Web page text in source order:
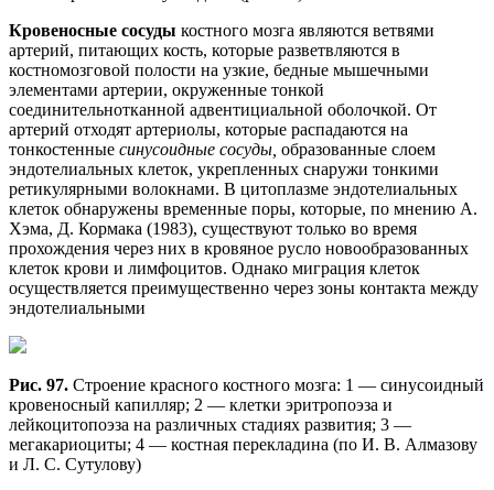
Кровеносные сосуды костного мозга являются ветвями
артерий, питающих кость, которые разветвляются в
костномозговой полости на узкие, бедные мышечными
элементами артерии, окруженные тонкой
соединительнотканной адвентициальной оболочкой. От
артерий отходят артериолы, которые распадаются на
тонкостенные синусоидные сосуды, образованные слоем
эндотелиальных клеток, укрепленных снаружи тонкими
ретикулярными волокнами. В цитоплазме эндотелиальных
клеток обнаружены временные поры, которые, по мнению А.
Хэма, Д. Кормака (1983), существуют только во время
прохождения через них в кровяное русло новообразованных
клеток крови и лимфоцитов. Однако миграция клеток
осуществляется преимущественно через зоны контакта между
эндотелиальными
Рис. 97. Строение красного костного мозга: 1 — синусоидный
кровеносный капилляр; 2 — клетки эритропоэза и
лейкоцитопоэза на различных стадиях развития; 3 —
мегакариоциты; 4 — костная перекладина (по И. В. Алмазову
и Л. С. Сутулову)